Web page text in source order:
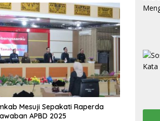
Mesuji Sepakati Raperda
APBD 2025